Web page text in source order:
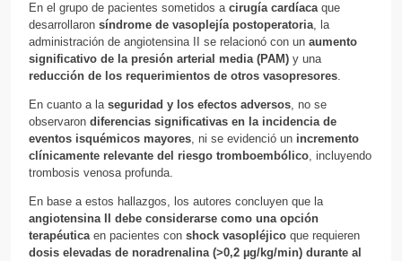
En el grupo de pacientes sometidos a cirugía cardíacaque
desarrollaron síndrome de vasoplejía postoperatoria, la
administración de angiotensina II se relacionó con un aumento
significativo de la presión arterial media (PAM) y una
reducción de los requerimientos de otros vasopresores.
En cuanto a la seguridad y los efectos adversos, no se
observaron diferencias significativas en la incidencia de
eventos isquémicos mayores, ni se evidenció un incremento
clínicamente relevante del riesgo tromboembólico, incluyendo
trombosis venosa profunda.
En base a estos hallazgos, los autores concluyen que la
angiotensina II debe considerarse como una opción
terapéuticaen pacientes con shock vasopléjico que requieren
dosis elevadas de noradrenalina (>0,2 µg/kg/min) durante al